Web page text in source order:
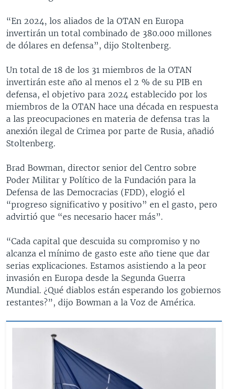
“En 2024, los aliados de la OTAN en Europa
invertirán un total combinado de 380.000 millones
de dólares en defensa”, dijo Stoltenberg.
Un total de 18 de los 31 miembros de la OTAN
invertirán este año al menos el 2 % de su PIB en
defensa, el objetivo para 2024 establecido por los
miembros de la OTAN hace una década en respuesta
a las preocupaciones en materia de defensa tras la
anexión ilegal de Crimea por parte de Rusia, añadió
Stoltenberg.
Brad Bowman, director senior del Centro sobre
Poder Militar y Político de la Fundación para la
Defensa de las Democracias (FDD), elogió el
“progreso significativo y positivo” en el gasto, pero
advirtió que “es necesario hacer más”.
“Cada capital que descuida su compromiso y no
alcanza el mínimo de gasto este año tiene que dar
serias explicaciones. Estamos asistiendo a la peor
invasión en Europa desde la Segunda Guerra
Mundial. ¿Qué diablos están esperando los gobiernos
restantes?”, dijo Bowman a la Voz de América.